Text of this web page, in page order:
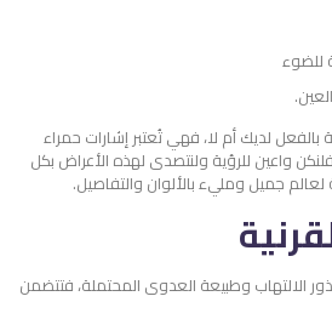
للضوء
لديك أم لا، فهي تُعتبر إشارات حمراء
واعين للرؤية ولنتصدى لهذه الأعراض بكل
لعالم جميل ومليء بالألوان والتفاصيل.
الالتهاب وطبيعة العدوى المحتملة، فتتضمن